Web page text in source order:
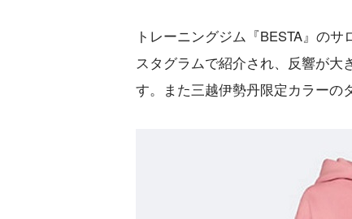
トレーニングジム『BESTA』の
スタグラムで紹介され、反響が大
す。また三越伊勢丹限定カラーの